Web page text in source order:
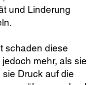
und Linderung
schaden diese
mehr, als sie
sie Druck auf die